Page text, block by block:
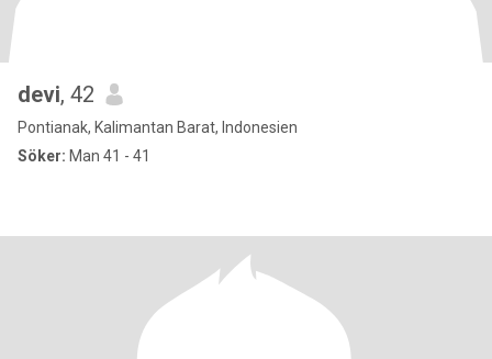
devi, 42
Pontianak, Kalimantan Barat, Indonesien
Söker: Man 41 - 41